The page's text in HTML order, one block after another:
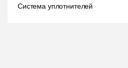
Система уплотнителей